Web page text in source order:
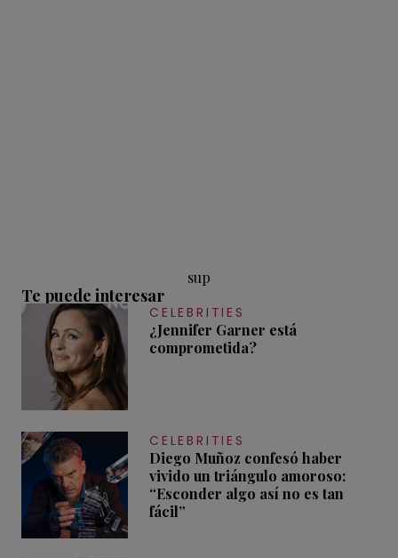
sup
Te puede interesar
CELEBRITIES
¿Jennifer Garner está
comprometida?
CELEBRITIES
Diego Muñoz confesó haber
vivido un triángulo amoroso:
“Esconder algo así no es tan
fácil”